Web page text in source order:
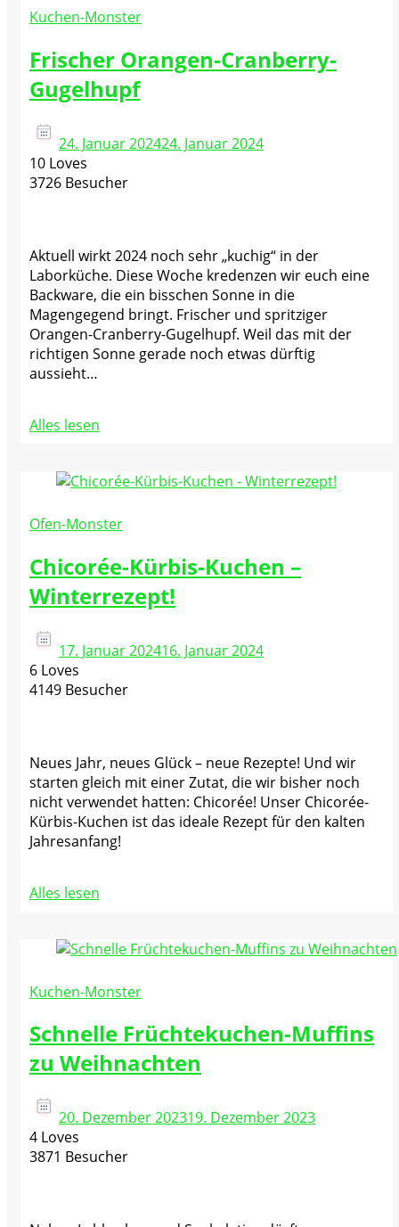
Kuchen-Monster
Frischer Orangen-Cranberry-
Gugelhupf
24. Januar 202424. Januar 2024
10 Loves
3726 Besucher
Aktuell wirkt 2024 noch sehr „kuchig“ in der
Laborküche. Diese Woche kredenzen wir euch eine
Backware, die ein bisschen Sonne in die
Magengegend bringt. Frischer und spritziger
Orangen-Cranberry-Gugelhupf. Weil das mit der
richtigen Sonne gerade noch etwas dürftig
aussieht…
Alles lesen
Ofen-Monster
Chicorée-Kürbis-Kuchen –
Winterrezept!
17. Januar 202416. Januar 2024
6 Loves
4149 Besucher
Neues Jahr, neues Glück – neue Rezepte! Und wir
starten gleich mit einer Zutat, die wir bisher noch
nicht verwendet hatten: Chicorée! Unser Chicorée-
Kürbis-Kuchen ist das ideale Rezept für den kalten
Jahresanfang!
Alles lesen
Kuchen-Monster
Schnelle Früchtekuchen-Muffins
zu Weihnachten
20. Dezember 202319. Dezember 2023
4 Loves
3871 Besucher